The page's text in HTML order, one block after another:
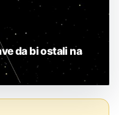
da bi ostali na